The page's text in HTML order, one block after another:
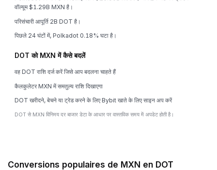
वॉल्यूम $1.29B MXN है।
परिसंचारी आपूर्ति 2B DOT है।
पिछले 24 घंटों में, Polkadot 0.18% घटा है।
DOT को MXN में कैसे बदलें
वह DOT राशि दर्ज करें जिसे आप बदलना चाहते हैं
कैलकुलेटर MXN में समतुल्य राशि दिखाएगा
DOT खरीदने, बेचने या ट्रेड करने के लिए Bybit खाते के लिए साइन अप करें
DOT से MXN विनिमय दर बाजार डेटा के आधार पर वास्तविक समय में अपडेट होती है।
Conversions populaires de MXN en DOT